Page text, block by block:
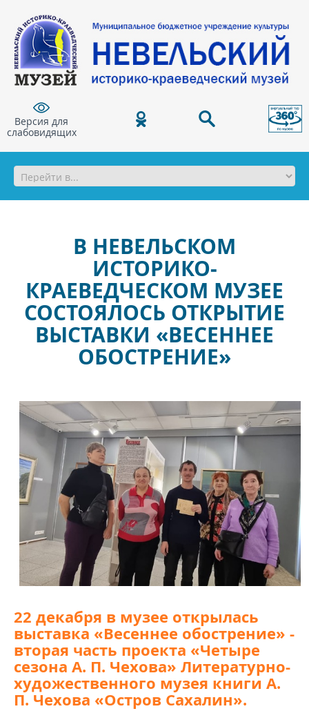
Версия для
слабовидящих
В НЕВЕЛЬСКОМ
ИСТОРИКО‐
КРАЕВЕДЧЕСКОМ МУЗЕЕ
СОСТОЯЛОСЬ ОТКРЫТИЕ
ВЫСТАВКИ «ВЕСЕННЕЕ
ОБОСТРЕНИЕ»
22 декабря в музее открылась
выставка «Весеннее обострение» -
вторая часть проекта «Четыре
сезона А. П. Чехова» Литературно-
художественного музея книги А.
П. Чехова «Остров Сахалин».